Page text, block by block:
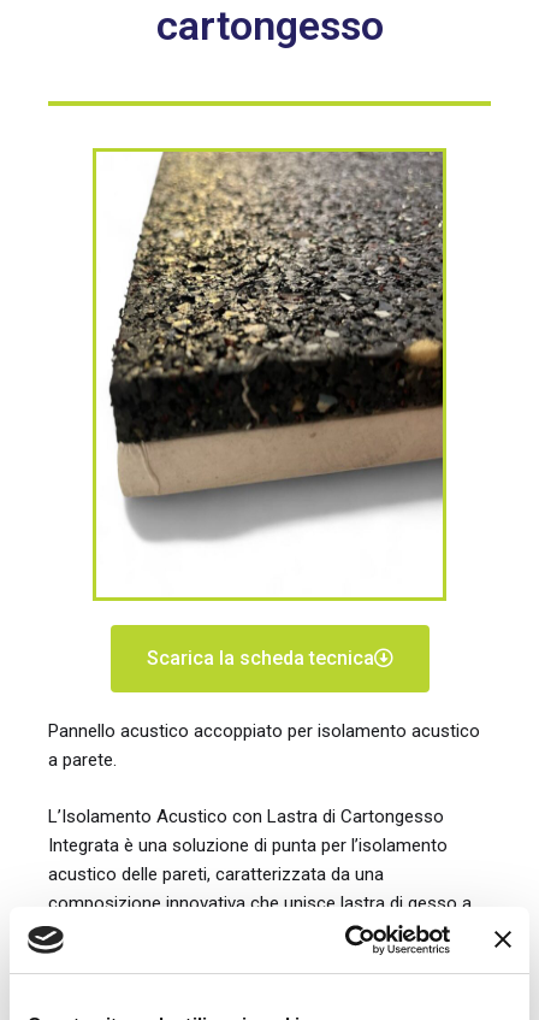
cartongesso
Scarica la scheda tecnica
Pannello acustico accoppiato per isolamento acustico
a parete.
L’Isolamento Acustico con Lastra di Cartongesso
Integrata è una soluzione di punta per l’isolamento
acustico delle pareti, caratterizzata da una
composizione innovativa che unisce lastra di gesso a
pannelli in granuli di gomma SBR di alta qualità. Questi
materiali, combinati mediante l’uso di resine